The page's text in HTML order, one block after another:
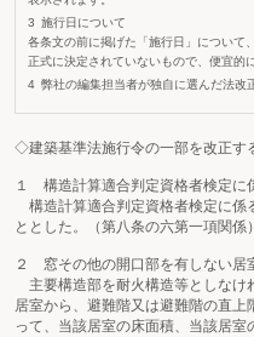
施行日について
各条文の前に掲げた「施行日」について
正式に決定されていないもので、便宜的
弊社の編集担当者が独自に選んだ法改
◇建築基準法施行令の一部を改正す
１ 構造計算適合判定資格者検定に
構造計算適合判定資格者検定に係
ととした。（第八条の六第一項関係）
２ 窓その他の開口部を有しない居
主要構造部を耐火構造等としなけ
居室から、避難階又は避難階の直
って、当該居室の床面積、当該居